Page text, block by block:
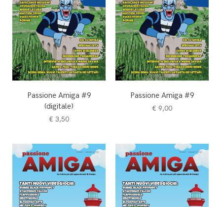
Passione Amiga #9
(digitale)
€ 3,50
Passione Amiga #9
€ 9,00